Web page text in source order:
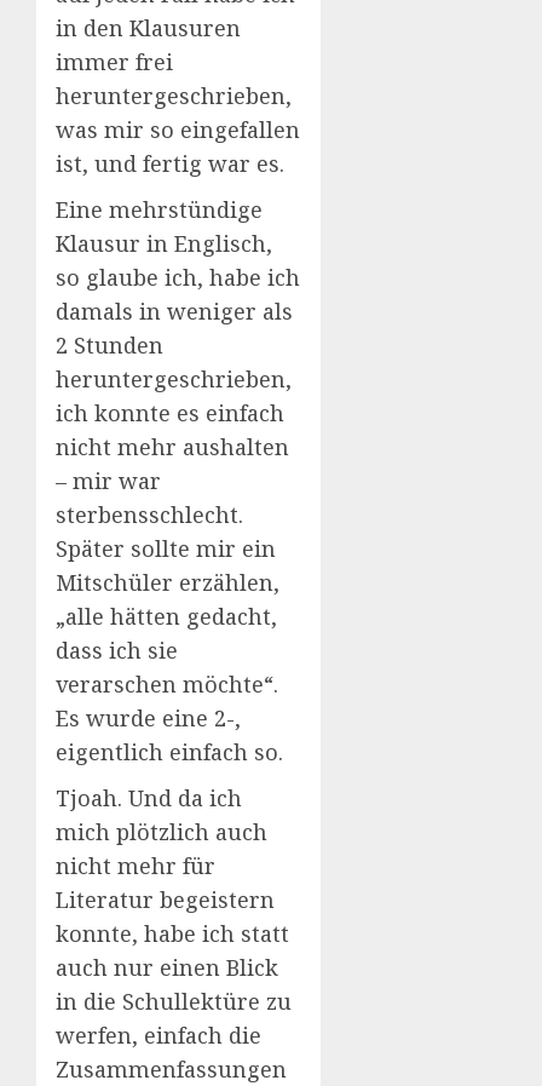
in den Klausuren
immer frei
heruntergeschrieben,
was mir so eingefallen
ist, und fertig war es.
Eine mehrstündige
Klausur in Englisch,
so glaube ich, habe ich
damals in weniger als
2 Stunden
heruntergeschrieben,
ich konnte es einfach
nicht mehr aushalten
– mir war
sterbensschlecht.
Später sollte mir ein
Mitschüler erzählen,
„alle hätten gedacht,
dass ich sie
verarschen möchte“.
Es wurde eine 2-,
eigentlich einfach so.
Tjoah. Und da ich
mich plötzlich auch
nicht mehr für
Literatur begeistern
konnte, habe ich statt
auch nur einen Blick
in die Schullektüre zu
werfen, einfach die
Zusammenfassungen